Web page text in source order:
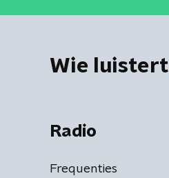
Wie luistert
Radio
Frequenties